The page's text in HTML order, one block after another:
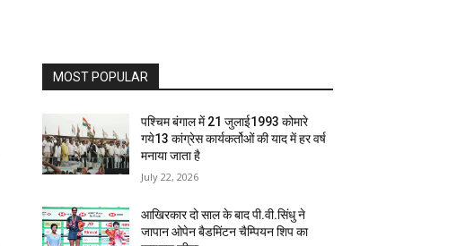
MOST POPULAR
पश्चिम बंगाल में 21 जुलाई1993 कोमारे
गये13 कांग्रेस कार्यकर्तोओं की याद में हर वर्ष
मनाया जाता है
July 22, 2026
आखिरकार दो साल के बाद पी.वी.सिंधु ने
जापान ओपेन बैडमिंटन चैम्पियन शिप का